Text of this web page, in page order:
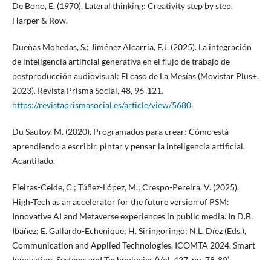
De Bono, E. (1970). Lateral thinking: Creativity step by step.
Harper & Row.
Dueñas Mohedas, S.; Jiménez Alcarria, F.J. (2025). La integración
de inteligencia artificial generativa en el flujo de trabajo de
postproducción audiovisual: El caso de La Mesías (Movistar Plus+,
2023). Revista Prisma Social, 48, 96-121.
https://revistaprismasocial.es/article/view/5680
Du Sautoy, M. (2020). Programados para crear: Cómo está
aprendiendo a escribir, pintar y pensar la inteligencia artificial.
Acantilado.
Fieiras-Ceide, C.; Túñez-López, M.; Crespo-Pereira, V. (2025).
High-Tech as an accelerator for the future version of PSM:
Innovative AI and Metaverse experiences in public media. In D.B.
Ibáñez; E. Gallardo-Echenique; H. Siringoringo; N.L. Díez (Eds.),
Communication and Applied Technologies. ICOMTA 2024. Smart